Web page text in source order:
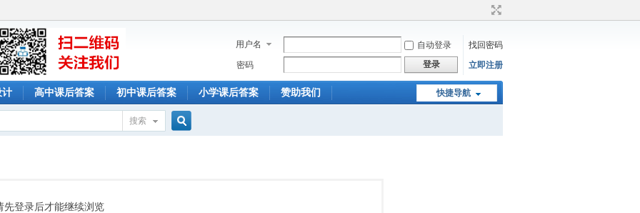
用户名 自动登录
找回密码
密码
登录 立即注册
快捷导航
计 高中课后答案 初中课后答案 小学课后答案 赞助我们
搜索
先登录后才能继续浏览